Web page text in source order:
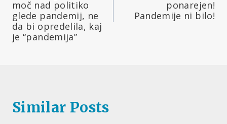
moč nad politiko
glede pandemij, ne
da bi opredelila, kaj
je “pandemija”
ponarejen!
Pandemije ni bilo!
Similar Posts